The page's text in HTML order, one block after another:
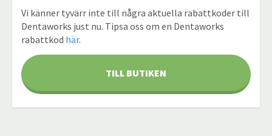
Vi känner tyvärr inte till några aktuella rabattkoder till
Dentaworks just nu. Tipsa oss om en Dentaworks
rabattkod här.
TILL BUTIKEN